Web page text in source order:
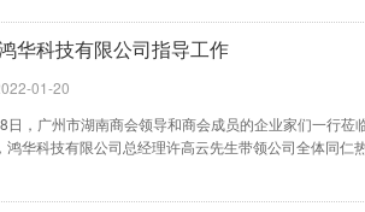
华科技有限公司指导工作
01-20
日，广州市湖南商会领导和商会成员的企业家们一行莅
鸿华科技有限公司总经理许高云先生带领公司全体同仁热